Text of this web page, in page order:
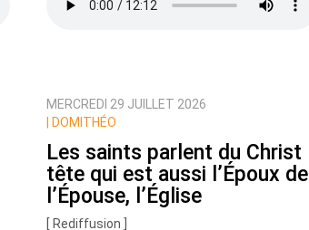
MERCREDI 29 JUILLET 2026
DOMITHÉO
Les saints parlent du Christ
tête qui est aussi l’Époux de
l’Épouse, l’Église
[ Rediffusion ]